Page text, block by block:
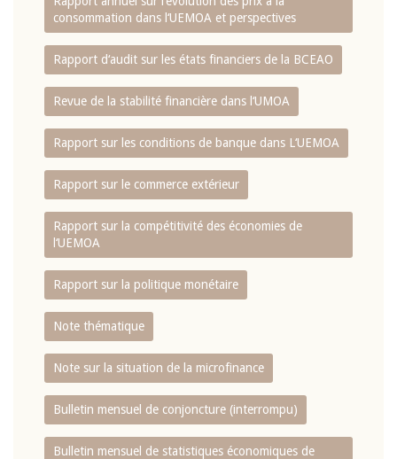
consommation dans l‘UEMOA et perspectives
Rapport d‘audit sur les états financiers de la BCEAO
Revue de la stabilité financière dans l‘UMOA
Rapport sur les conditions de banque dans L‘UEMOA
Rapport sur le commerce extérieur
Rapport sur la compétitivité des économies de
l‘UEMOA
Rapport sur la politique monétaire
Note thématique
Note sur la situation de la microfinance
Bulletin mensuel de conjoncture (interrompu)
Bulletin mensuel de statistiques économiques de